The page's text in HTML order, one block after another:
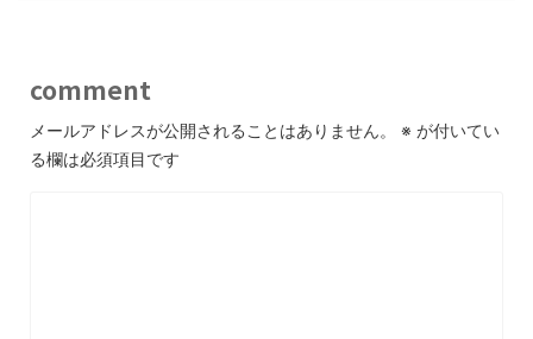
comment
メールアドレスが公開されることはありません。 ※ が付いてい
る欄は必須項目です